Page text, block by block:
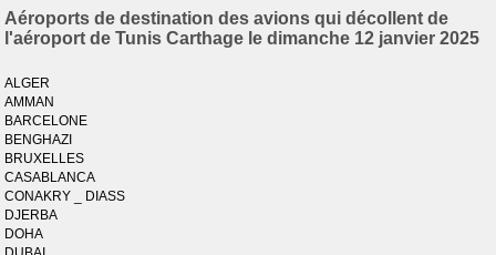
Aéroports de destination des avions qui décollent de
l'aéroport de Tunis Carthage le dimanche 12 janvier 2025
ALGER
AMMAN
BARCELONE
BENGHAZI
BRUXELLES
CASABLANCA
CONAKRY _ DIASS
DJERBA
DOHA